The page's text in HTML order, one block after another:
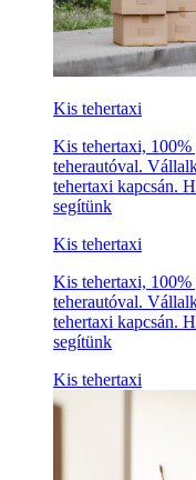
Kis tehertaxi
Kis tehertaxi, 100%
teherautóval.
tehertaxi kapcsán.
segítünk
Kis tehertaxi
Kis tehertaxi, 100%
teherautóval.
tehertaxi kapcsán.
segítünk
Kis tehertaxi